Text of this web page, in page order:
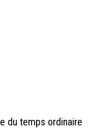
du temps ordinaire